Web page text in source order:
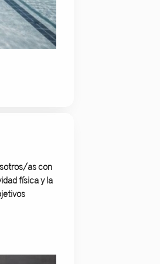
as con
física y la